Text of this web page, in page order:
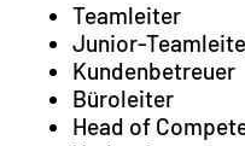
Teamleiter
Junior-
Kundenbetreuer
Büroleiter
Head of